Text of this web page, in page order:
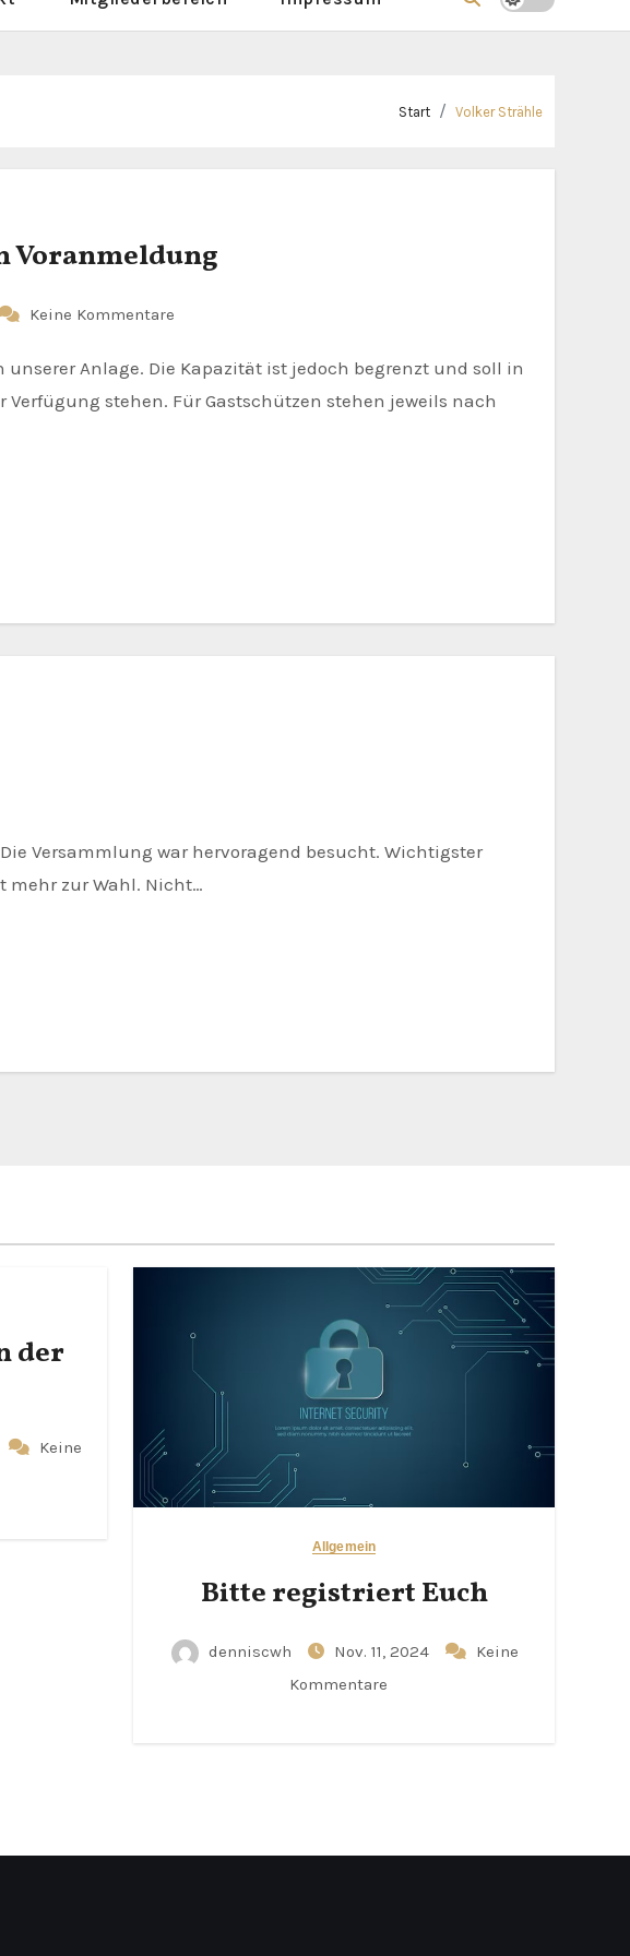
Start Volker Strähle
Voranmeldung
Keine Kommentare
stehen. Für Gastschützen stehen jeweils nach
mehr zur Wahl. Nicht…
der
Keine
Allgemein
Bitte registriert Euch
denniscwh Nov. 11, 2024
Keine
Kommentare